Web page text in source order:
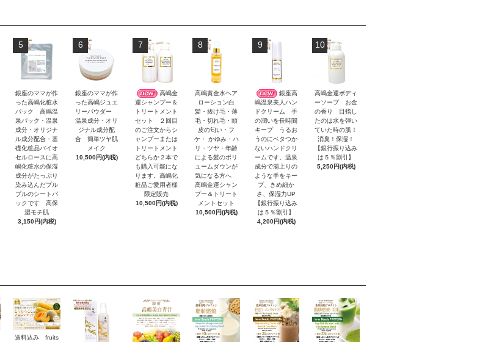
5
銀座のママが作
った高嶋化粧水
パック 高嶋温
泉パック・温泉
成分・オリジナ
ル成分配合・基
礎化粧品バイオ
セルロースに高
嶋化粧水の保湿
成分がたっぷり
染み込んだプル
プルのシートパ
ックです 高保
湿モチ肌
3,150円(内税)
6
銀座のママが作
った高嶋ジュエ
リーパウダー
温泉成分・オリ
ジナル成分配
合 簡単ツヤ肌
メイク
10,500円(内税)
7
高嶋金
運シャンプー＆
トリートメント
セット ２回目
のご注文からシ
ャンプーまたは
トリートメント
どちらか２本で
も購入可能にな
ります。高嶋化
粧品ご愛用者様
限定販売
10,500円(内税)
8
高嶋黄金水ヘア
ローション白
髪・抜け毛・薄
毛・切れ毛・頭
皮の匂い・フ
ケ・ かゆみ・ハ
リ・ツヤ・年齢
による髪のボリ
ュームダウンが
気になる方へ
高嶋金運シャン
プー＆トリート
メントセット
10,500円(内税)
9
銀座高
嶋温泉美人ハン
ドクリーム 手
の潤いを長時間
キープ うるお
うのにベタつか
ないハンドクリ
ームです。温泉
成分で湯上りの
ような手をキー
プ、きめ細か
さ、保湿力UP
【銀行振り込み
は５％割引】
4,200円(内税)
10
高嶋金運ボディ
ーソープ お金
の香り 目指し
たのは水を弾い
ていた時の肌！
消臭！保湿！
【銀行振り込み
は５％割引】
5,250円(内税)
送料込み fruits